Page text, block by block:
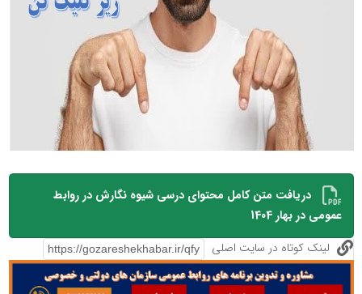
دریافت متن کامل محتوای درسی شیوه نگارش در روابط
عمومی در بهار 1404
لینک کوتاه در سایت اصلی